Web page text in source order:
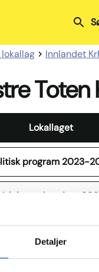
Detaljer
Innlandet
Toten
Lokallaget
program 2023-
brosjyre